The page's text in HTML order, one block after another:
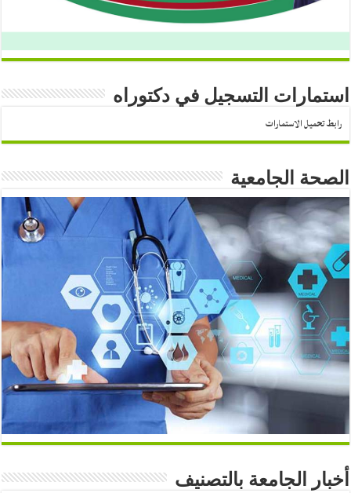
استمارات التسجيل في دكتوراه
رابط تحميل الاستمارات
الصحة الجامعية
أخبار الجامعة بالتصنيف